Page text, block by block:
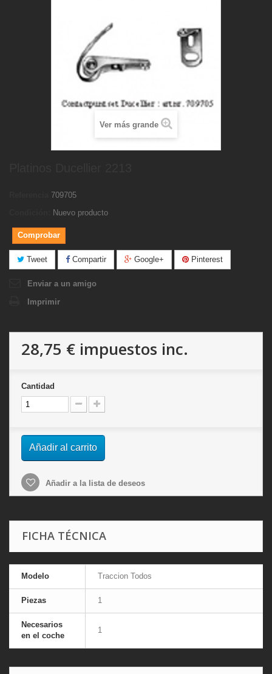
Ver más grande
709705
Nuevo producto
Comprobar
Tweet Compartir Google+ Pinterest
Enviar a un amigo
Imprimir
28,75 € impuestos inc.
Cantidad
Añadir al carrito
Añadir a la lista de deseos
FICHA TÉCNICA
Modelo Traccion Todos
Piezas 1
Necesarios
en el coche
1